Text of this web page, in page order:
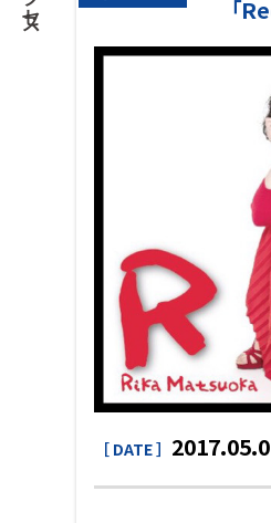
「
［ DATE ］